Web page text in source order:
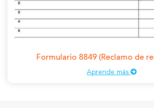
Formulario 8849 (Reclamo de
Aprende más